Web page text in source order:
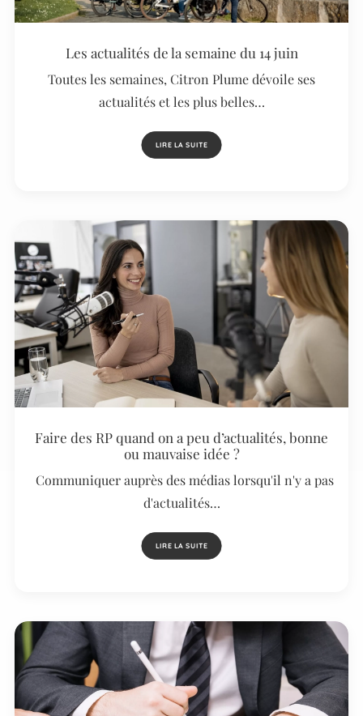
Les actualités de la semaine du 14 juin
Toutes les semaines, Citron Plume dévoile ses
actualités et les plus belles…
LIRE LA SUITE
Faire des RP quand on a peu d’actualités, bonne
ou mauvaise idée ?
Communiquer auprès des médias lorsqu'il n'y a pas
d'actualités…
LIRE LA SUITE